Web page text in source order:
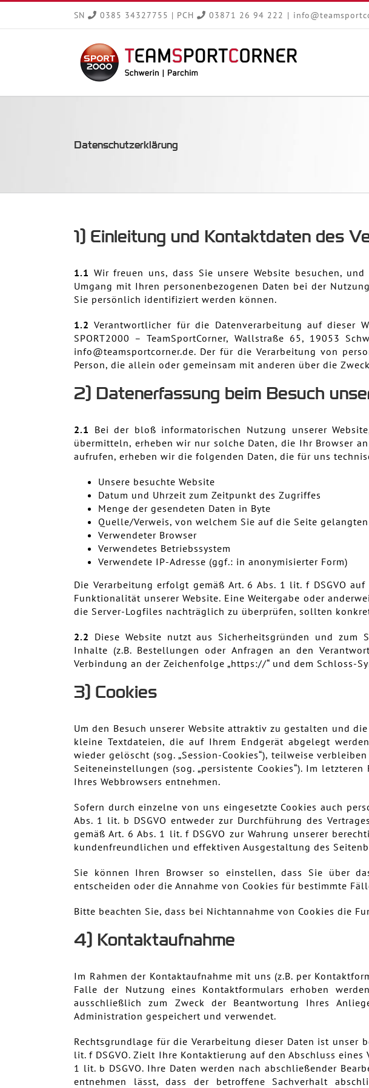
springen
SN 0385 34327755 | PCH 03871 26 94 222 |
Datenschutzerklärung
1) Einleitung und Kontaktdaten des
1.1 Wir freuen uns, dass Sie unsere Website besuchen,
Umgang mit Ihren personenbezogenen Daten bei der
Sie persönlich identifiziert werden können.
1.2 Verantwortlicher für die Datenverarbeitung auf dieser
SPORT2000 – TeamSportCorner, Wallstraße 65, 19053
info@teamsportcorner.de. Der für die Verarbeitung von
Person, die allein oder gemeinsam mit anderen über die
2) Datenerfassung beim Besuch
2.1 Bei der bloß informatorischen Nutzung unserer
übermitteln, erheben wir nur solche Daten, die Ihr Browser
aufrufen, erheben wir die folgenden Daten, die für uns
Unsere besuchte Website
Datum und Uhrzeit zum Zeitpunkt des Zugriffes
Menge der gesendeten Daten in Byte
Quelle/Verweis, von welchem Sie auf die Seite gelangten
Verwendeter Browser
Verwendetes Betriebssystem
Verwendete IP-Adresse (ggf.: in anonymisierter Form)
Die Verarbeitung erfolgt gemäß Art. 6 Abs. 1 lit. f DSGVO
Funktionalität unserer Website. Eine Weitergabe oder
die Server-Logfiles nachträglich zu überprüfen, sollten
2.2 Diese Website nutzt aus Sicherheitsgründen und zum
Inhalte (z.B. Bestellungen oder Anfragen an den
Verbindung an der Zeichenfolge „https://“ und dem Schloss-
3) Cookies
Um den Besuch unserer Website attraktiv zu gestalten und
kleine Textdateien, die auf Ihrem Endgerät abgelegt
wieder gelöscht (sog. „Session-Cookies“), teilweise
Seiteneinstellungen (sog. „persistente Cookies“). Im
Ihres Webbrowsers entnehmen.
Sofern durch einzelne von uns eingesetzte Cookies auch
Abs. 1 lit. b DSGVO entweder zur Durchführung des
gemäß Art. 6 Abs. 1 lit. f DSGVO zur Wahrung unserer
kundenfreundlichen und effektiven Ausgestaltung des
Sie können Ihren Browser so einstellen, dass Sie über
entscheiden oder die Annahme von Cookies für bestimmte
Bitte beachten Sie, dass bei Nichtannahme von Cookies die
4) Kontaktaufnahme
Im Rahmen der Kontaktaufnahme mit uns (z.B. per
Falle der Nutzung eines Kontaktformulars erhoben
ausschließlich zum Zweck der Beantwortung Ihres
Administration gespeichert und verwendet.
Rechtsgrundlage für die Verarbeitung dieser Daten ist unser
lit. f DSGVO. Zielt Ihre Kontaktierung auf den Abschluss
1 lit. b DSGVO. Ihre Daten werden nach abschließender
entnehmen lässt, dass der betroffene Sachverhalt